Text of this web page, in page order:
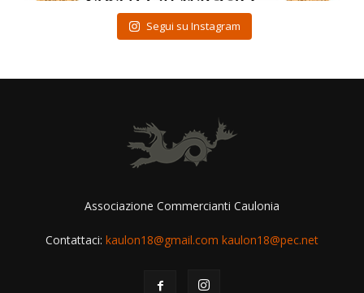
Segui su Instagram
Associazione Commercianti Caulonia
Contattaci: kaulon18@gmail.com kaulon18@pec.net